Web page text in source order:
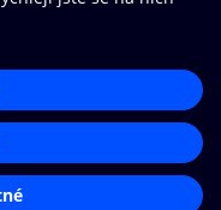
O2 Knihovna
své e-knihy a
a pohodlněji.